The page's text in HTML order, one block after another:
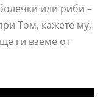
или риби –
Том, кажете му,
ги вземе от